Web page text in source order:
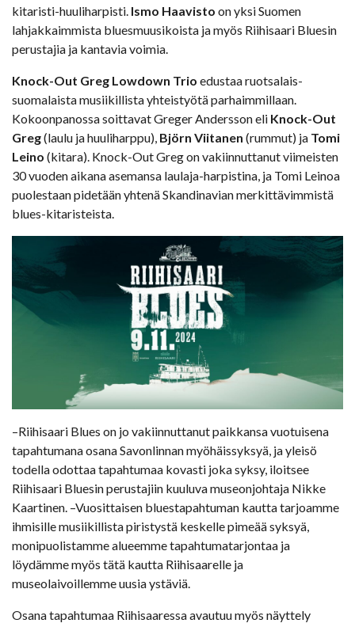
kitaristi-huuliharpisti. Ismo Haavisto on yksi Suomen
lahjakkaimmista bluesmuusikoista ja myös Riihisaari Bluesin
perustajia ja kantavia voimia.
Knock-Out Greg Lowdown Trio edustaa ruotsalais-
suomalaista musiikillista yhteistyötä parhaimmillaan.
Kokoonpanossa soittavat Greger Andersson eli Knock-Out
Greg(laulu ja huuliharppu), Björn Viitanen (rummut) ja Tomi
Leino (kitara). Knock-Out Greg on vakiinnuttanut viimeisten
30 vuoden aikana asemansa laulaja-harpistina, ja Tomi Leinoa
puolestaan pidetään yhtenä Skandinavian merkittävimmistä
blues-kitaristeista.
–Riihisaari Blues on jo vakiinnuttanut paikkansa vuotuisena
tapahtumana osana Savonlinnan myöhäissyksyä, ja yleisö
todella odottaa tapahtumaa kovasti joka syksy, iloitsee
Riihisaari Bluesin perustajiin kuuluva museonjohtaja Nikke
Kaartinen. –Vuosittaisen bluestapahtuman kautta tarjoamme
ihmisille musiikillista piristystä keskelle pimeää syksyä,
monipuolistamme alueemme tapahtumatarjontaa ja
löydämme myös tätä kautta Riihisaarelle ja
museolaivoillemme uusia ystäviä.
Osana tapahtumaa Riihisaaressa avautuu myös näyttely